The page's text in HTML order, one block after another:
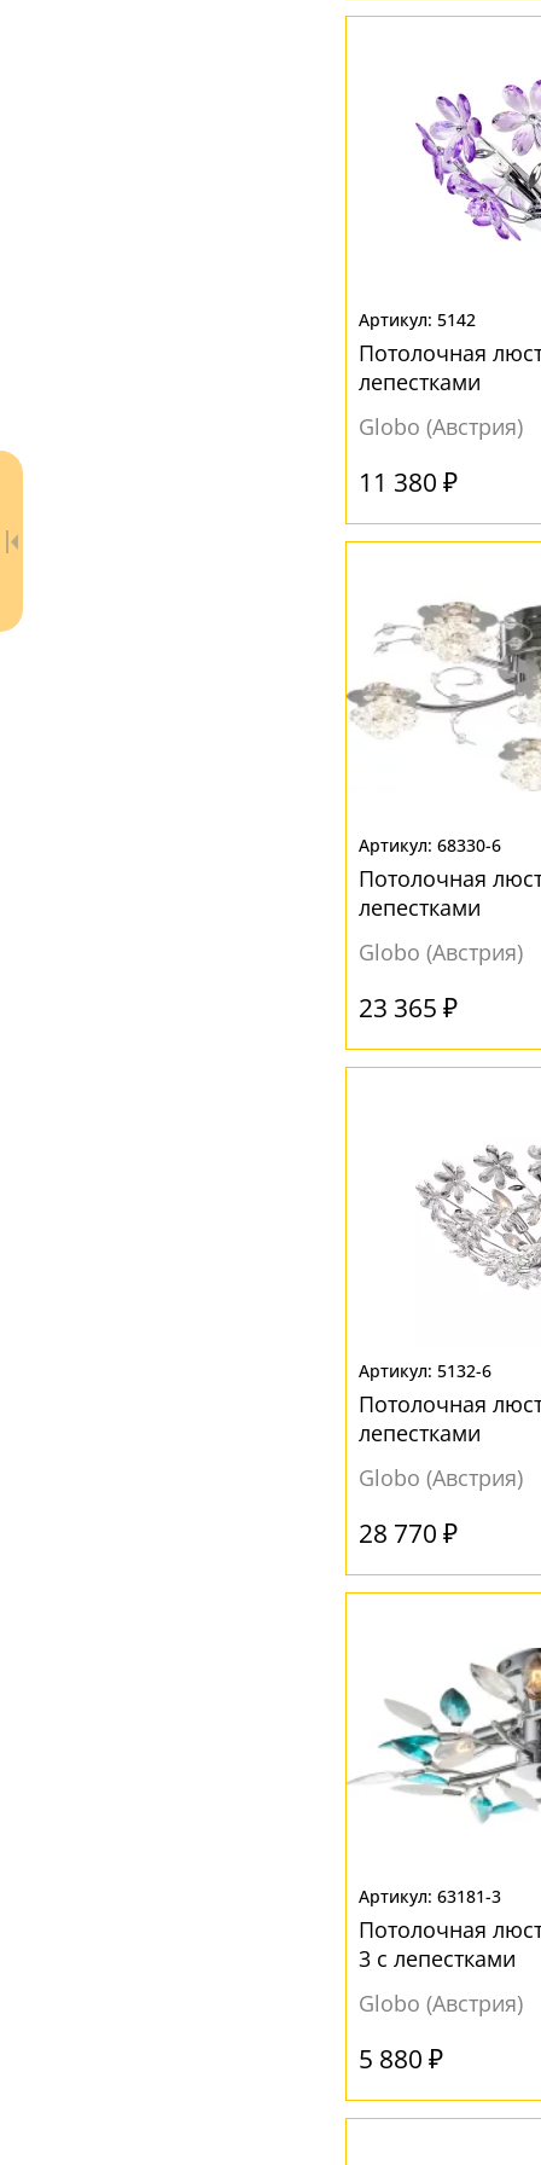
- бесплатно по России
- бесплатная доставка
5142
Потолочная
лепестками
Globo (Австрия)
11 380 ₽
68330-6
Потолочная
лепестками
Globo (Австрия)
23 365 ₽
5132-6
Потолочная
лепестками
Globo (Австрия)
28 770 ₽
63181-3
Потолочная
3 с лепестками
Globo (Австрия)
5 880 ₽